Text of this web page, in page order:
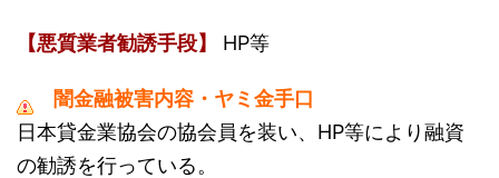
【悪質業者勧誘手段】 HP等
闇金融被害内容・ヤミ金手口
日本貸金業協会の協会員を装い、HP等により融資
の勧誘を行っている。